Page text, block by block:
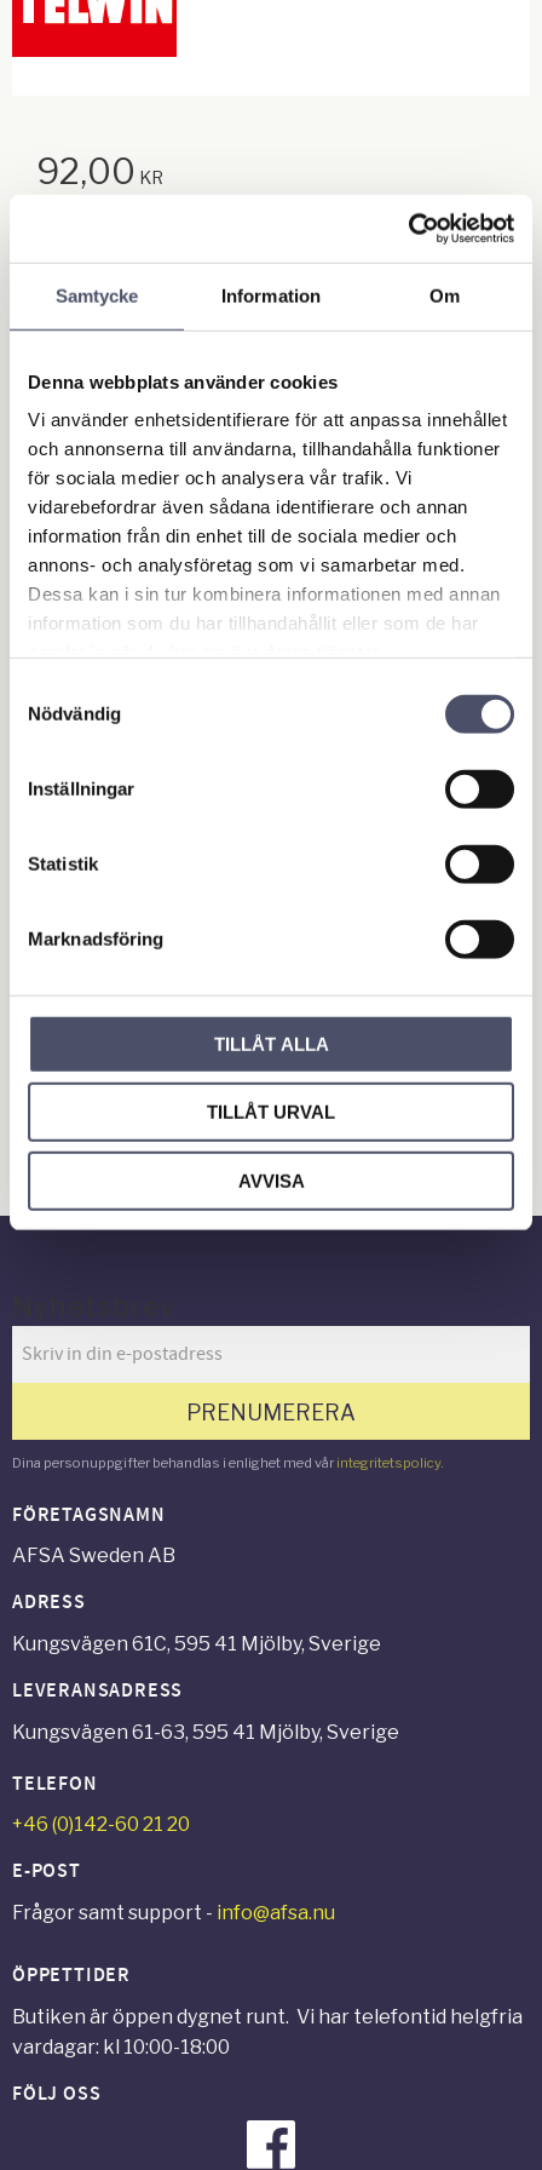
Samtycke Information Om
Denna webbplats använder cookies
Vi använder enhetsidentifierare för att anpassa innehållet
och annonserna till användarna, tillhandahålla funktioner
för sociala medier och analysera vår trafik. Vi
vidarebefordrar även sådana identifierare och annan
information från din enhet till de sociala medier och
annons- och analysföretag som vi samarbetar med.
Dessa kan i sin tur kombinera informationen med annan
information som du har tillhandahållit eller som de har
Nödvändig
Inställningar
Statistik
Marknadsföring
TILLÅT ALLA
TILLÅT URVAL
AVVISA
92,00 KR
st
KÖP Lägg
Lagerstatus
I lager
Artikelnr
990461
Omdömen
Du
Bli den första att lämna ett omdöme.
OUTLET - REA
Släpvagn & Trailer
Verkstad & Industri
PRENUMERERA
Dina personuppgifter behandlas i enlighet med vår integritetspolicy.
FÖRETAGSNAMN
AFSA Sweden AB
ADRESS
Kungsvägen 61C, 595 41 Mjölby, Sverige
LEVERANSADRESS
Kungsvägen 61-63, 595 41 Mjölby, Sverige
TELEFON
+46 (0)142-60 21 20
E-POST
Frågor samt support - info@afsa.nu
ÖPPETTIDER
Butiken är öppen dygnet runt. Vi har telefontid helgfria
vardagar: kl 10:00-18:00
FÖLJ OSS